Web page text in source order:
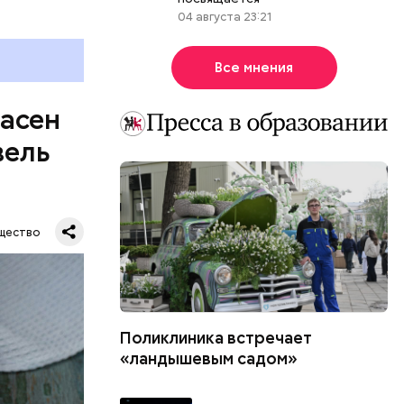
04 августа 23:21
Все мнения
Поликлиника встречает
«ландышевым садом»